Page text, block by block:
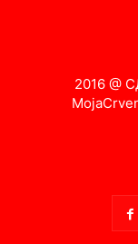
2016 @